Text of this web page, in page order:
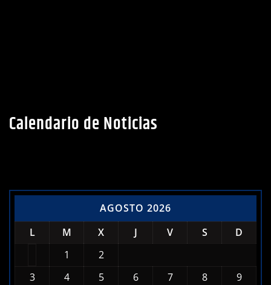
Calendario de Noticias
AGOSTO 2026
L
M X J V S
D
1
2
3
4 5 6 7 8
9